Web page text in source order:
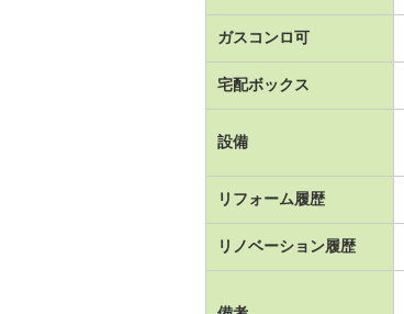
ガスコンロ可
宅配ボックス
設備
リフォーム履歴
リノベーション履歴